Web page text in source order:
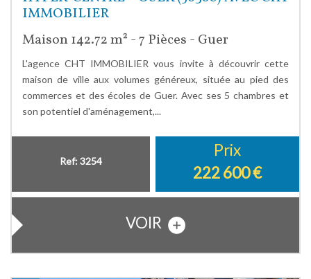
IMMOBILIER
Maison 142.72 m² - 7 Pièces - Guer
L'agence CHT IMMOBILIER vous invite à découvrir cette
maison de ville aux volumes généreux, située au pied des
commerces et des écoles de Guer. Avec ses 5 chambres et
son potentiel d'aménagement,...
Ref: 3254
Prix
222 600€
VOIR